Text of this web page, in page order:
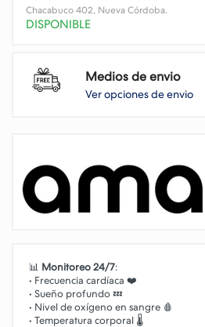
Chacabuco 402, Nueva Córdoba.
DISPONIBLE
Medios de envio
Ver opciones de envio
📊 Monitoreo 24/7:
• Frecuencia cardíaca ❤️
• Sueño profundo 💤
• Nivel de oxígeno en sangre 🩸
• Temperatura corporal 🌡️